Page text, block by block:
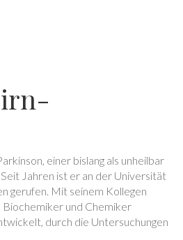
einer bislang als unheilbar
Jahren ist er an der Universität
gerufen. Mit seinem Kollegen
Biochemiker und Chemiker
durch die Untersuchungen